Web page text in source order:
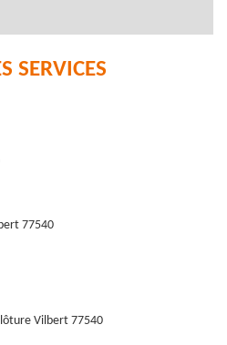
SERVICES
77540
Vilbert 77540